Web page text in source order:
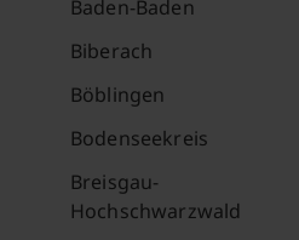
Baden-Baden
Biberach
Böblingen
Bodenseekreis
Breisgau-
Hochschwarzwald